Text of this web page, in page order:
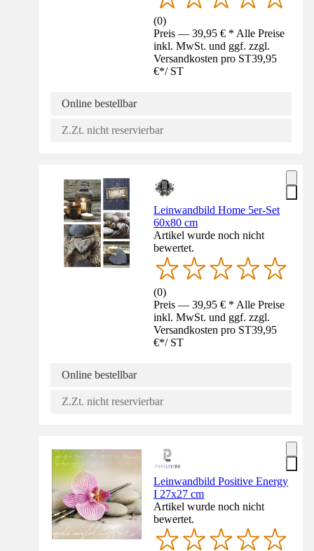
(0)
Preis — 39,95 € * Alle Preise
inkl. MwSt. und ggf. zzgl.
Versandkosten pro ST39,95
€*/ ST
Online bestellbar
Z.Zt. nicht reservierbar
Leinwandbild Home 5er-Set
60x80 cm
Artikel wurde noch nicht
bewertet.
(0)
Preis — 39,95 € * Alle Preise
inkl. MwSt. und ggf. zzgl.
Versandkosten pro ST39,95
€*/ ST
Online bestellbar
Z.Zt. nicht reservierbar
Leinwandbild Positive Energy
I 27x27 cm
Artikel wurde noch nicht
bewertet.